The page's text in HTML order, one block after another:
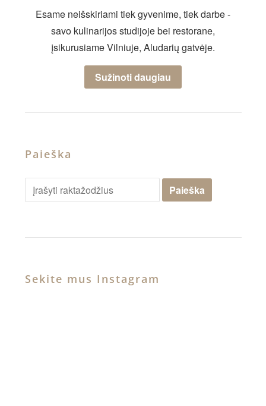
Esame neišskiriami tiek gyvenime, tiek darbe -
savo kulinarijos studijoje bei restorane,
įsikurusiame Vilniuje, Aludarių gatvėje.
Sužinoti daugiau
Paieška
Sekite mus Instagram